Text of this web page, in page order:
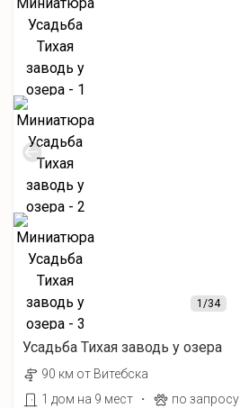
1/34
Усадьба Тихая заводь у озера
90 км от Витебска
1 дом на 9 мест
·
по запросу